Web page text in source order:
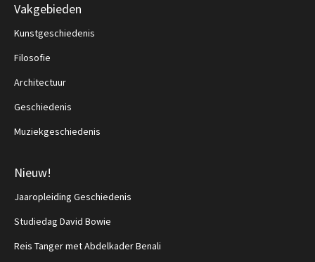
Vakgebieden
Kunstgeschiedenis
Filosofie
Architectuur
Geschiedenis
Muziekgeschiedenis
Nieuw!
Jaaropleiding Geschiedenis
Studiedag David Bowie
Reis Tanger met Abdelkader Benali